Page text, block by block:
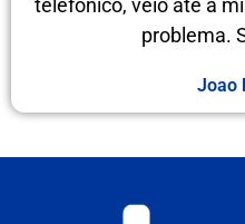
telefônico, veio até a
problema.
Joao